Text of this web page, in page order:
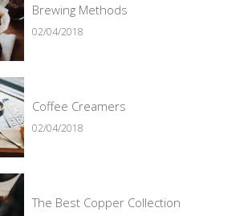
Brewing Methods
02/04/2018
Coffee Creamers
02/04/2018
The Best Copper Collection